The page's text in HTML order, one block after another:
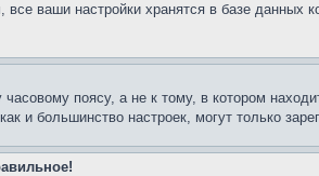
все ваши настройки хранятся в базе
поясу, а не к тому, в котором
и большинство настроек, могут только